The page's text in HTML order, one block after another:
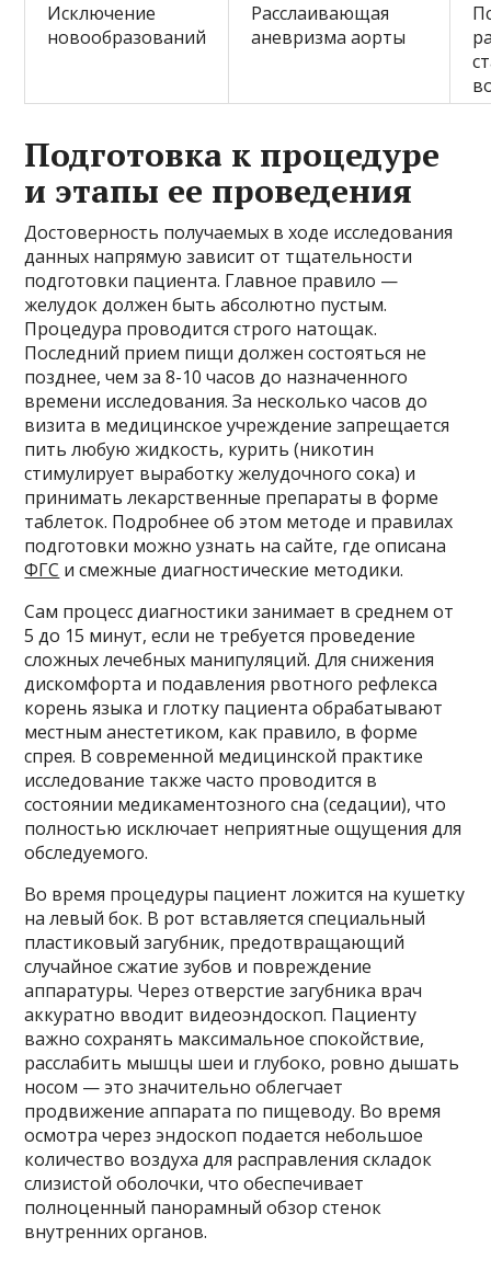
Исключение
новообразований
Расслаивающая
аневризма аорты
Подготовка к процедуре
и этапы ее проведения
Достоверность получаемых в ходе исследования
данных напрямую зависит от тщательности
подготовки пациента. Главное правило —
желудок должен быть абсолютно пустым.
Процедура проводится строго натощак.
Последний прием пищи должен состояться не
позднее, чем за 8-10 часов до назначенного
времени исследования. За несколько часов до
визита в медицинское учреждение запрещается
пить любую жидкость, курить (никотин
стимулирует выработку желудочного сока) и
принимать лекарственные препараты в форме
таблеток. Подробнее об этом методе и правилах
подготовки можно узнать на сайте, где описана
ФГС и смежные диагностические методики.
Сам процесс диагностики занимает в среднем от
5 до 15 минут, если не требуется проведение
сложных лечебных манипуляций. Для снижения
дискомфорта и подавления рвотного рефлекса
корень языка и глотку пациента обрабатывают
местным анестетиком, как правило, в форме
спрея. В современной медицинской практике
исследование также часто проводится в
состоянии медикаментозного сна (седации), что
полностью исключает неприятные ощущения для
обследуемого.
Во время процедуры пациент ложится на кушетку
на левый бок. В рот вставляется специальный
пластиковый загубник, предотвращающий
случайное сжатие зубов и повреждение
аппаратуры. Через отверстие загубника врач
аккуратно вводит видеоэндоскоп. Пациенту
важно сохранять максимальное спокойствие,
расслабить мышцы шеи и глубоко, ровно дышать
носом — это значительно облегчает
продвижение аппарата по пищеводу. Во время
осмотра через эндоскоп подается небольшое
количество воздуха для расправления складок
слизистой оболочки, что обеспечивает
полноценный панорамный обзор стенок
внутренних органов.